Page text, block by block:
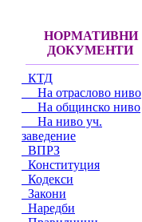
НОРМАТИВНИ
ДОКУМЕНТИ
КТД
На отраслово ниво
На общинско ниво
На ниво уч.
заведение
ВПРЗ
Конституция
Кодекси
Закони
Наредби